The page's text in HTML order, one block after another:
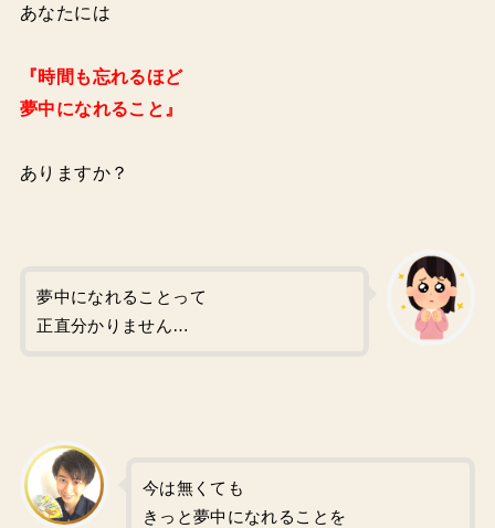
あなたには
『時間も忘れるほど
夢中になれること』
ありますか？
夢中になれることって
正直分かりません…
今は無くても
きっと夢中になれることを